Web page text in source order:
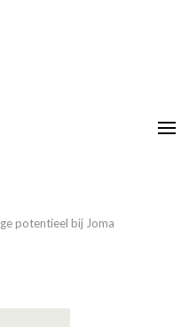
potentieel bij Joma